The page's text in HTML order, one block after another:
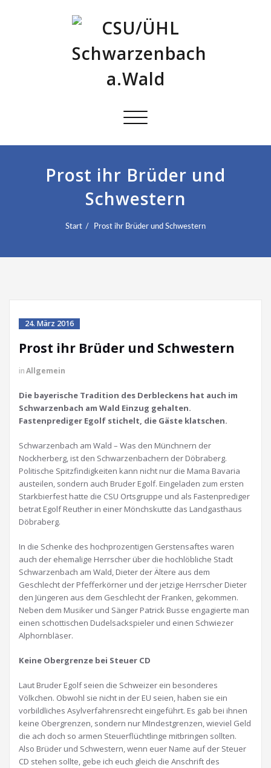
Schalte
Prost ihr Brüder und
Schwestern
Start Prost ihr Brüder und Schwestern
24. März 2016
Prost ihr Brüder und Schwestern
inAllgemein
Die bayerische Tradition des Derbleckens hat auch im
Schwarzenbach am Wald Einzug gehalten.
Fastenprediger Egolf stichelt, die Gäste klatschen.
Schwarzenbach am Wald – Was den Münchnern der
Nockherberg, ist den Schwarzenbachern der Döbraberg.
Politische Spitzfindigkeiten kann nicht nur die Mama Bavaria
austeilen, sondern auch Bruder Egolf. Eingeladen zum ersten
Starkbierfest hatte die CSU Ortsgruppe und als Fastenprediger
betrat Egolf Reuther in einer Mönchskutte das Landgasthaus
Döbraberg.
In die Schenke des hochprozentigen Gerstensaftes waren
auch der ehemalige Herrscher über die hochlöbliche Stadt
Schwarzenbach am Wald, Dieter der Ältere aus dem
Geschlecht der Pfefferkörner und der jetzige Herrscher Dieter
den Jüngeren aus dem Geschlecht der Franken, gekommen.
Neben dem Musiker und Sänger Patrick Busse engagierte man
einen schottischen Dudelsackspieler und einen Schwiezer
Alphornbläser.
Keine Obergrenze bei Steuer CD
Laut Bruder Egolf seien die Schweizer ein besonderes
Völkchen. Obwohl sie nicht in der EU seien, haben sie ein
vorbildliches Asylverfahrensrecht eingeführt. Es gab bei ihnen
keine Obergrenzen, sondern nur MIndestgrenzen, wieviel Geld
die ach doch so armen Steuerflüchtlinge mitbringen sollten.
Also Brüder und Schwestern, wenn euer Name auf der Steuer
CD stehen sollte, gebe ich euch gleich die Anschrift des